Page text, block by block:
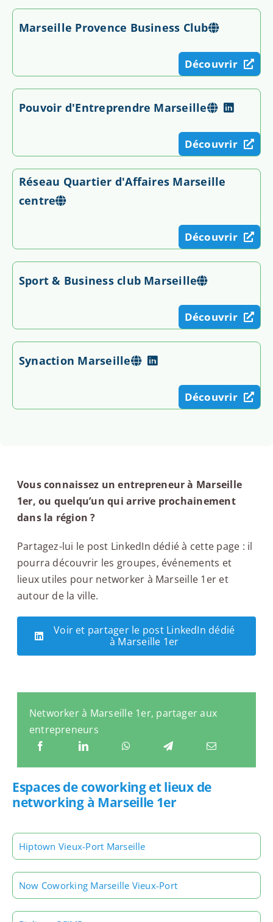
Marseille Provence Business Club
Découvrir
Pouvoir d'Entreprendre Marseille
Découvrir
Réseau Quartier d'Affaires Marseille
centre
Découvrir
Sport & Business club Marseille
Découvrir
Synaction Marseille
Découvrir
Vous connaissez un entrepreneur à Marseille
1er, ou quelqu’un qui arrive prochainement
dans la région ?
Partagez-lui le post LinkedIn dédié à cette page : il
pourra découvrir les groupes, événements et
lieux utiles pour networker à Marseille 1er et
autour de la ville.
Voir et partager le post LinkedIn dédié
à Marseille 1er
Networker à Marseille 1er, partager aux
entrepreneurs
Espaces de coworking et lieux de
networking à Marseille 1er
Hiptown Vieux-Port Marseille
Now Coworking Marseille Vieux-Port